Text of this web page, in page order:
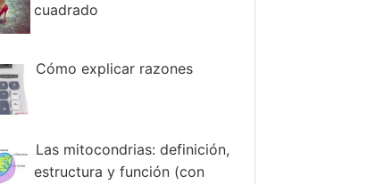
cuadrado
Cómo explicar razones
Las mitocondrias: definición,
estructura y función (con